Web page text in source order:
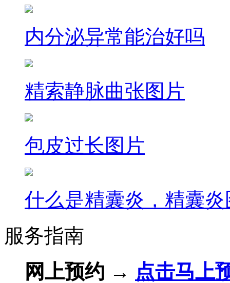
内分泌异常能治好吗
精索静脉曲张图片
包皮过长图片
什么是精囊炎，精囊炎
服务指南
网上预约 → 点击马上